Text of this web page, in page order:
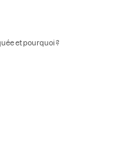
et pourquoi ?